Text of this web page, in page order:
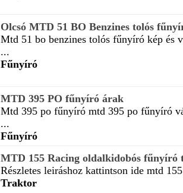
Olcsó MTD 51 BO Benzines tolós
Mtd 51 bo benzines tolós fűnyíró kép és
...
Fűnyíró
MTD 395 PO fűnyíró árak
Mtd 395 po fűnyíró mtd 395 po fűnyíró
...
Fűnyíró
MTD 155 Racing oldalkidobós fűnyíró
Részletes leiráshoz kattintson ide mtd
Traktor